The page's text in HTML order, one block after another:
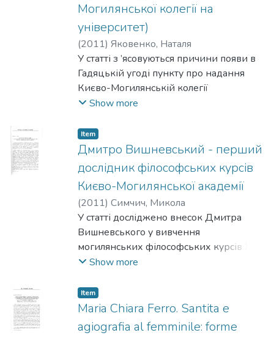
Могилянської колегії на
університет)
(2011) Яковенко, Наталя
У статті з ’ясовуються причини появи в
Гадяцькій угоді пункту про надання
Києво-Могилянській колегії
академічного статусу та визначаються
автора, за такою незвичною для
козацьких договорів вимогою стояли
інтелектуали могилянського кола,
найвірогідніше, очолювані Лазарем
Барановичем.
Show more
Item
Дмитро Вишневський - перший
дослідник філософських курсів
Києво-Могилянської академії
(2011) Симчич, Микола
У статті досліджено внесок Дмитра
Вишневського у вивчення
могилянських філософських курсів XVIII
ст. Подано маловідомі дані про життя
магістерської дисертації «Киевская
академия в первой половине XVIII ст.» (і
оцінка її Степаном Голубєвим).
Визначено методологічні принципи, які
Show more
Item
Maria Chiara Ferro. Santita e
agiografia al femminile: forme